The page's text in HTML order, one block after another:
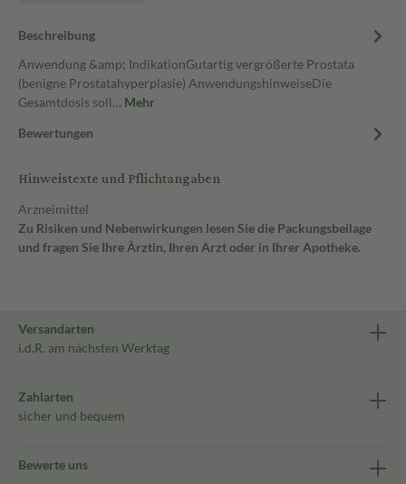
Beschreibung
Anwendung &amp; IndikationGutartig vergrößerte Prostata
(benigne Prostatahyperplasie) AnwendungshinweiseDie
Gesamtdosis soll… Mehr
Bewertungen
Hinweistexte und Pflichtangaben
Arzneimittel
Zu Risiken und Nebenwirkungen lesen Sie die Packungsbeilage
und fragen Sie Ihre Ärztin, Ihren Arzt oder in Ihrer Apotheke.
Versandarten
i.d.R. am nächsten Werktag
Zahlarten
sicher und bequem
Bewerte uns